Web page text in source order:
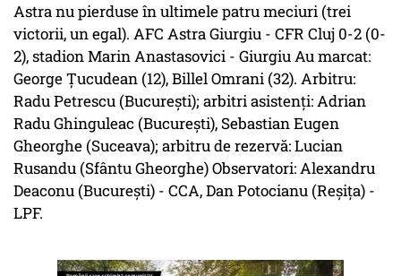
Astra nu pierduse în ultimele patru meciuri (trei
victorii, un egal). AFC Astra Giurgiu - CFR Cluj 0-2 (0-
2), stadion Marin Anastasovici - Giurgiu Au marcat:
George Ţucudean (12), Billel Omrani (32). Arbitru:
Radu Petrescu (Bucureşti); arbitri asistenţi: Adrian
Radu Ghinguleac (Bucureşti), Sebastian Eugen
Gheorghe (Suceava); arbitru de rezervă: Lucian
Rusandu (Sfântu Gheorghe) Observatori: Alexandru
Deaconu (Bucureşti) - CCA, Dan Potocianu (Reşiţa) -
LPF.